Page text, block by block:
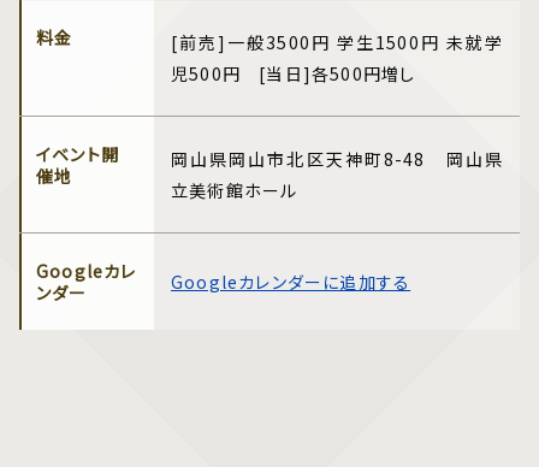
料金
[前売]一般3500円 学生1500円 未就学
児500円 [当日]各500円増し
イベント開
催地
岡山県岡山市北区天神町8-48 岡山県
立美術館ホール
Googleカレ
ンダー
Googleカレンダーに追加する